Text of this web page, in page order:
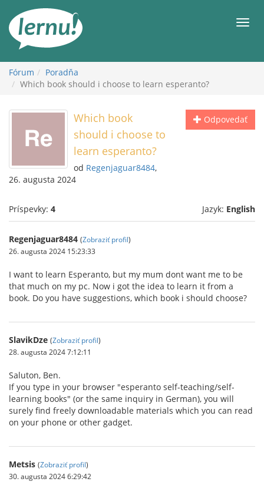
obsah
Fórum
Poradňa
Which book should i choose to learn esperanto?
Odpovedať
Which book
should i choose to
learn esperanto?
od Regenjaguar8484,
26. augusta 2024
Príspevky: 4 Jazyk: English
Regenjaguar8484 (Zobraziť profil)
26. augusta 2024 15:23:33
I want to learn Esperanto, but my mum dont want me to be
that much on my pc. Now i got the idea to learn it from a
book. Do you have suggestions, which book i should choose?
SlavikDze (Zobraziť profil)
28. augusta 2024 7:12:11
Saluton, Ben.
If you type in your browser "esperanto self-teaching/self-
learning books" (or the same inquiry in German), you will
surely find freely downloadable materials which you can read
on your phone or other gadget.
Metsis (Zobraziť profil)
30. augusta 2024 6:29:42